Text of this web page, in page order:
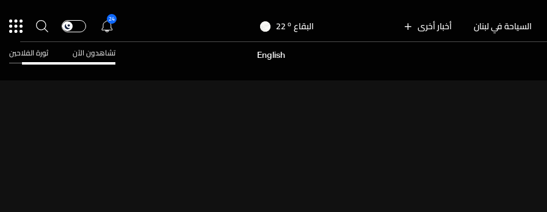
السياحة في لبنان أخبار أخرى البقاع 22 o
الجنوب 25o
26
24
English تشاهدون الآن ثورة الفلاحين